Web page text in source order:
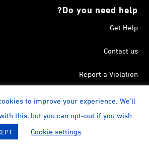
Do you need help?
Get Help
Contact us
Report a Violation
Search in the Terrorism List
Twitter
Facebook
Linkedin
YouTube
to improve your experience. We'll
this, but you can opt-out if you wish.
Cookie settings